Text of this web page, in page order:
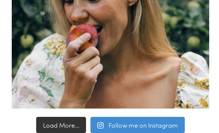
Load More... Follow me on Instagram